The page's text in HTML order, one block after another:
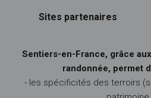
Sites partenaires
Sentiers-en-France, grâce
randonnée, permet
- les spécificités des terroirs